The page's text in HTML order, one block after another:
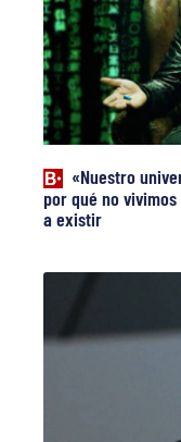
«Nuestro
por qué no
a existir